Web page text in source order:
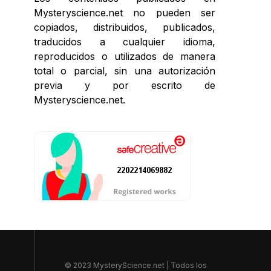
Mysteryscience.net no pueden ser
copiados, distribuidos, publicados,
traducidos a cualquier idioma,
reproducidos o utilizados de manera
total o parcial, sin una autorización
previa y por escrito de
Mysteryscience.net.
© 2023 MysteryScience.net | Todos los